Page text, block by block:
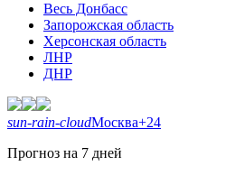
Весь Донбасс
Запорожская область
Херсонская область
ЛНР
ДНР
sun-rain-cloudМосква+24
Прогноз на 7 дней